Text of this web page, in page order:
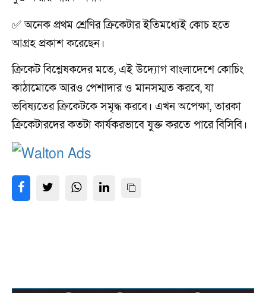
✅ অনেক প্রথম শ্রেণির ক্রিকেটার ইতিমধ্যেই কোচ হতে
আগ্রহ প্রকাশ করেছেন।
ক্রিকেট বিশ্লেষকদের মতে, এই উদ্যোগ বাংলাদেশে কোচিং
কাঠামোকে আরও পেশাদার ও মানসম্মত করবে, যা
ভবিষ্যতের ক্রিকেটকে সমৃদ্ধ করবে। এখন অপেক্ষা, তারকা
ক্রিকেটারদের কতটা কার্যকরভাবে যুক্ত করতে পারে বিসিবি।